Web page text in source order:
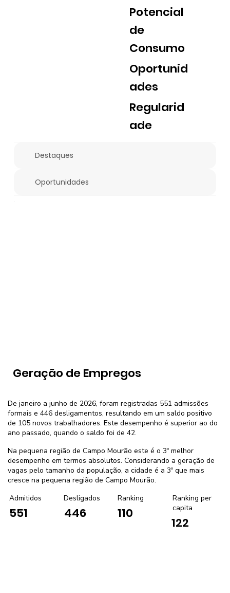
Potencial
de
Consumo
Oportunid
ades
Regularid
ade
Destaques
Oportunidades
Geração de Empregos
De janeiro a junho de 2026, foram registradas 551 admissões
formais e 446 desligamentos, resultando em um saldo positivo
de 105 novos trabalhadores. Este desempenho é superior ao do
ano passado, quando o saldo foi de 42.
Na pequena região de Campo Mourão este é o 3º melhor
desempenho em termos absolutos. Considerando a geração de
vagas pelo tamanho da população, a cidade é a 3º que mais
cresce na pequena região de Campo Mourão.
Admitidos
551
Desligados
446
Ranking
110
Ranking per
capita
122